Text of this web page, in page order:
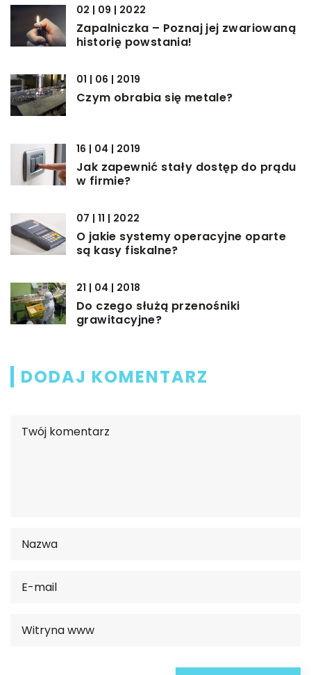
02 | 09 | 2022
Zapalniczka – Poznaj jej zwariowaną
historię powstania!
01 | 06 | 2019
Czym obrabia się metale?
16 | 04 | 2019
Jak zapewnić stały dostęp do prądu
w firmie?
07 | 11 | 2022
O jakie systemy operacyjne oparte
są kasy fiskalne?
21 | 04 | 2018
Do czego służą przenośniki
grawitacyjne?
DODAJ KOMENTARZ